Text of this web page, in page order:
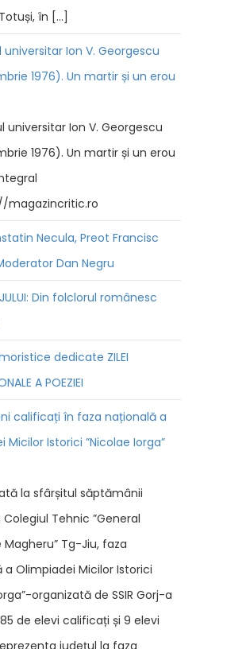
în […]
universitar Ion V. Georgescu
1976). Un martir și un erou
universitar Ion V. Georgescu
1976). Un martir și un erou
magazincritic.ro
Necula, Preot Francisc
Dan Negru
Din folclorul românesc
dedicate ZILEI
A POEZIEI
calificați în faza națională a
Micilor Istorici ”Nicolae Iorga”
la sfârșitul săptămânii
Tehnic ”General
Magheru” Tg-Jiu, faza
a Olimpiadei Micilor Istorici
organizată de SSIR Gorj-a
de elevi calificați și 9 elevi
județul la faza